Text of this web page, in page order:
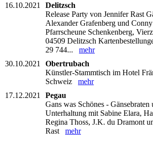
16.10.2021
Delitzsch
Release Party von Jennifer Rast
Alexander Grafenberg und
Pfarrscheune Schenkenberg,
04509 Delitzsch
29 744... mehr
30.10.2021
Obertrubach
Künstler-Stammtisch im Hotel
Schweiz mehr
17.12.2021
Pegau
Gans was Schönes -
Unterhaltung mit Sabine Elara,
Regina Thoss, J.K. du Dramont
Rast mehr